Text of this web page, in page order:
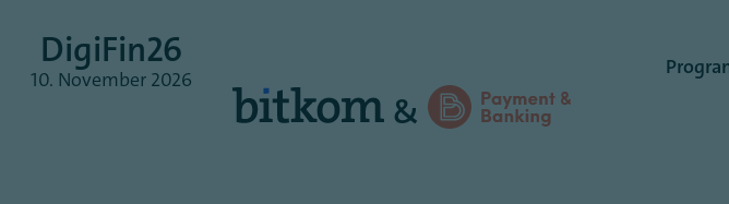
DigiFin26
10. November 2026
&